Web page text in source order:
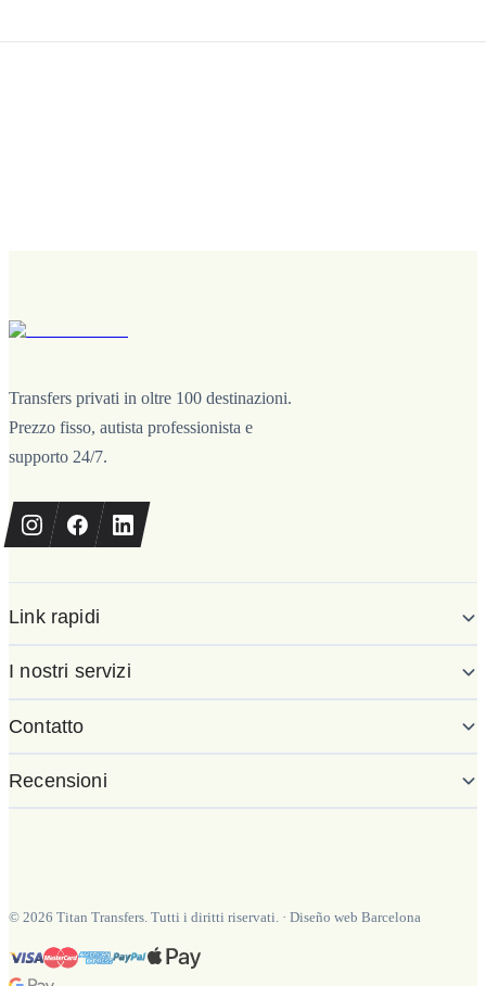
Transfers privati in oltre 100 destinazioni.
Prezzo fisso, autista professionista e
supporto 24/7.
Link rapidi
I nostri servizi
Contatto
Recensioni
© 2026 Titan Transfers. Tutti i diritti riservati. · Diseño web Barcelona